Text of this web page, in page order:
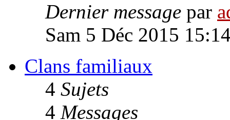
Dernier message par
Sam 5 Déc 2015
Clans familiaux
4 Sujets
4 Messages